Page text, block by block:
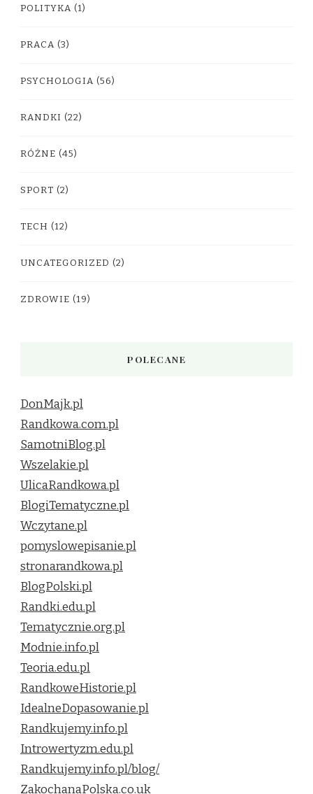
POLITYKA (1)
PRACA (3)
PSYCHOLOGIA (56)
RANDKI (22)
RÓŻNE (45)
SPORT (2)
TECH (12)
UNCATEGORIZED (2)
ZDROWIE (19)
POLECANE
DonMajk.pl
Randkowa.com.pl
SamotniBlog.pl
Wszelakie.pl
UlicaRandkowa.pl
BlogiTematyczne.pl
Wczytane.pl
pomyslowepisanie.pl
stronarandkowa.pl
BlogPolski.pl
Randki.edu.pl
Tematycznie.org.pl
Modnie.info.pl
Teoria.edu.pl
RandkoweHistorie.pl
IdealneDopasowanie.pl
Randkujemy.info.pl
Introwertyzm.edu.pl
Randkujemy.info.pl/blog/
ZakochanaPolska.co.uk